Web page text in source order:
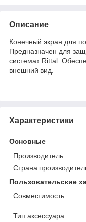
Описание
Конечный экран для
Предназначен для
системах Rittal.
внешний вид.
Характеристики
Основные
Производитель
Страна
Пользовательские
Совместимость
Тип аксессуара